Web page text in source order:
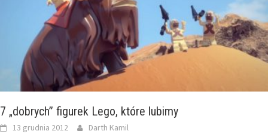
7 „dobrych” figurek Lego, które lubimy
13 grudnia 2012 Darth Kamil